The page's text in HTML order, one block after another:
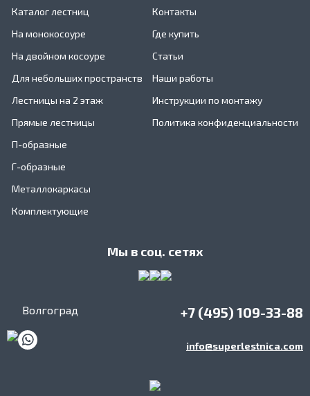
Каталог лестниц
На монокосоуре
На двойном косоуре
Для небольших пространств
Лестницы на 2 этаж
Прямые лестницы
П-образные
Г-образные
Металлокаркасы
Комплектующие
Контакты
Где купить
Статьи
Наши работы
Инструкции по монтажу
Политика конфиденциальности
Мы в соц. сетях
Волгоград +7 (495) 109-33-88
info@superlestnica.com